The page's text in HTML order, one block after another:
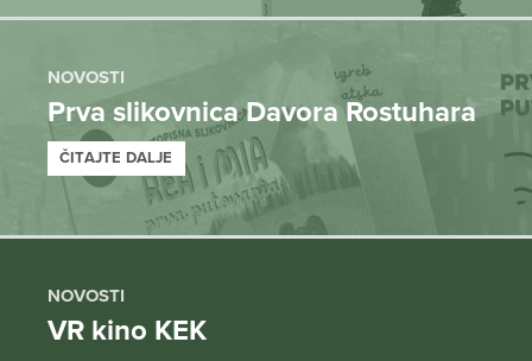
NOVOSTI
Prva slikovnica Davora Rostuhara
ČITAJTE DALJE
NOVOSTI
VR kino KEK